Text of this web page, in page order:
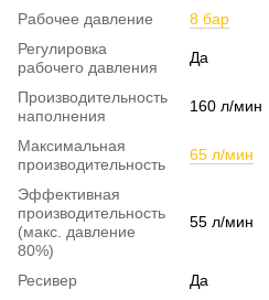
Рабочее давление
8 бар
Регулировка
рабочего давления
Да
Производительность
наполнения
160 л/мин
Максимальная
производительность
65 л/мин
Эффективная
производительность
(макс. давление
80%)
55 л/мин
Ресивер
Да